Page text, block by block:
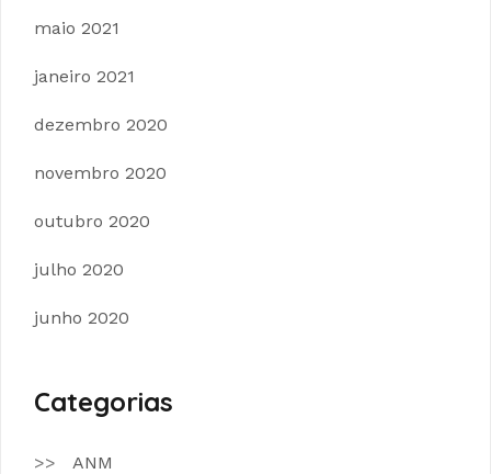
maio 2021
janeiro 2021
dezembro 2020
novembro 2020
outubro 2020
julho 2020
junho 2020
Categorias
ANM